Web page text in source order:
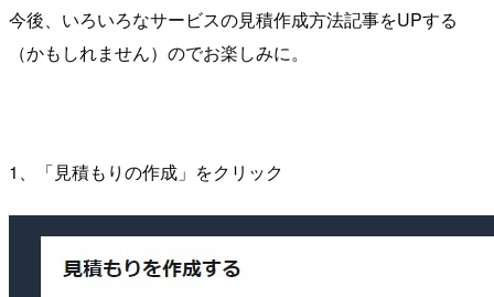
今後、いろいろなサービスの見積作成方法記事をUPする
（かもしれません）のでお楽しみに。
1、「見積もりの作成」をクリック